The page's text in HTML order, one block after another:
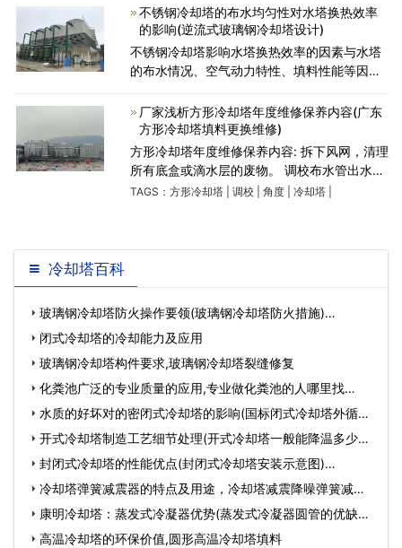
选择合适的冷却塔也是一门重要的学问。下面
广东冷却塔小编给
不锈钢冷却塔的布水均匀性对水塔换热效率
的影响(逆流式玻璃钢冷却塔设计)
不锈钢冷却塔影响水塔换热效率的因素与水塔
的布水情况、空气动力特性、填料性能等因素
布水情况，将会提高水塔的换热效率。 一个运
行水塔，不考虑设
厂家浅析方形冷却塔年度维修保养内容(广东
方形冷却塔填料更换维修)
方形冷却塔年度维修保养内容: 拆下风网，清理
所有底盒或滴水层的废物。 调校布水管出水孔
的角度。 调整风扇扇叶角度，以使安装角度一
TAGS： 方形冷却塔| 调校| 角度| 冷却塔|
冷却塔百科
玻璃钢冷却塔防火操作要领(玻璃钢冷却塔防火措施)…
闭式冷却塔的冷却能力及应用
玻璃钢冷却塔构件要求,玻璃钢冷却塔裂缝修复
化粪池广泛的专业质量的应用,专业做化粪池的人哪里找…
水质的好坏对的密闭式冷却塔的影响(国标闭式冷却塔外循环
水质要求)…
开式冷却塔制造工艺细节处理(开式冷却塔一般能降温多少度)
… 封闭式冷却塔的性能优点(封闭式冷却塔安装示意图)…
冷却塔弹簧减震器的特点及用途，冷却塔减震降噪弹簧减震
器,冷却塔弹簧减…
康明冷却塔：蒸发式冷凝器优势(蒸发式冷凝器圆管的优缺点)
… 高温冷却塔的环保价值,圆形高温冷却塔填料